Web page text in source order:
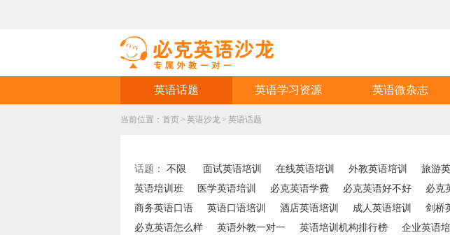
英语话题 英语学习资源 英语微杂志
当前位置： 首页 > 英语沙龙 > 英语话题
话题： 不限 面试英语培训 在线英语培训 外教英语培训 旅游
英语培训班
医学英语培训 必克英语学费 必克英语好不好 必克
商务英语口语
英语口语培训 酒店英语培训 成人英语培训
剑桥
必克英语怎么样
英语外教一对一 英语培训机构排行榜 企业英语